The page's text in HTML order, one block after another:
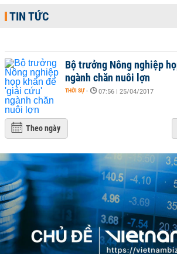
TIN TỨC
Bộ trưởng Nông nghiệp
ngành chăn nuôi lợn
THỜI SỰ - 07:56 | 25/04/2017
Theo ngày